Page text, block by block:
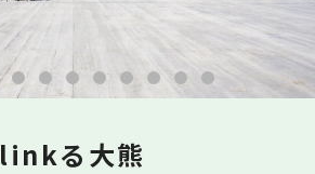
linkる大熊